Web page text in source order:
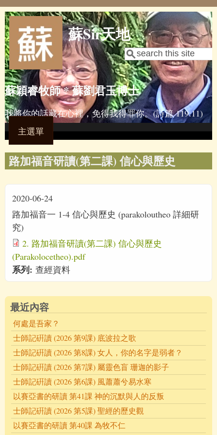
Skip to main content
蘇Sir天地
Search form
Search
蘇穎睿牧師 * 蘇劉君玉博士
我將你的話藏在心裡，免得我得罪你。(詩篇 119:11)
主選單
路加福音研讀(第二課) 信心與歷史
2020-06-24
路加福音一 1-4 信心與歷史 (parakoloutheo 詳細研
究)
2. 路加福音研讀(第二課) 信心與歷史
(Parakolocetheo).pdf
系列: 查經資料
最近內容
何處是吾家？
士師記硏讀 (2026 第9課) 底波拉之歌
士師記硏讀 (2026 第8課) 女人，你的名字是弱者？
士師記硏讀 (2026 第7課) 屬靈色盲 珊迦的影子
士師記硏讀 (2026 第6課) 風蕭蕭兮易水寒
以賽亞書的研讀 第41課 神的沉默與人的反叛
士師記硏讀 (2026 第5課) 聖經的歷史觀
以賽亞書的研讀 第40課 為牧不仁